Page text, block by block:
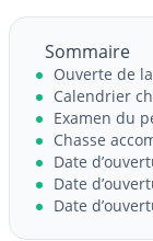
Sommaire
Ouverte de
Calendrier
Examen du
Chasse
Date
Date
Date